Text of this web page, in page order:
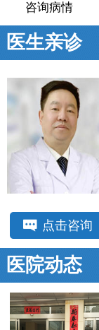
咨询病情
医生亲诊
点击咨询
医院动态